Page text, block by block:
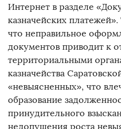
Интернет в разделе
казначейских
что неправильное
документов приводит к
территориальными
казначейства
«невыясненных», что
образование
принудительного
недопущения роста